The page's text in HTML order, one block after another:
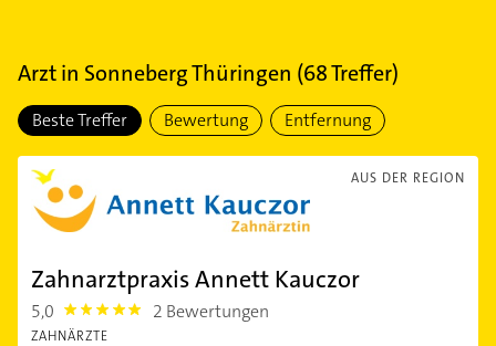
Arztin Sonneberg Thüringen (68Treffer)
Beste Treffer Bewertung Entfernung
AUS DER REGION
Zahnarztpraxis Annett Kauczor
5,0 5.0 2 Bewertungen
ZAHNÄRZTE